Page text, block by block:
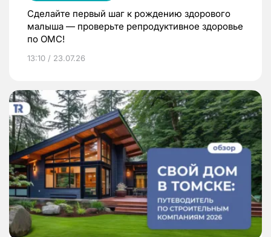
Сделайте первый шаг к рождению здорового
малыша — проверьте репродуктивное здоровье
по ОМС!
13:10 / 23.07.26